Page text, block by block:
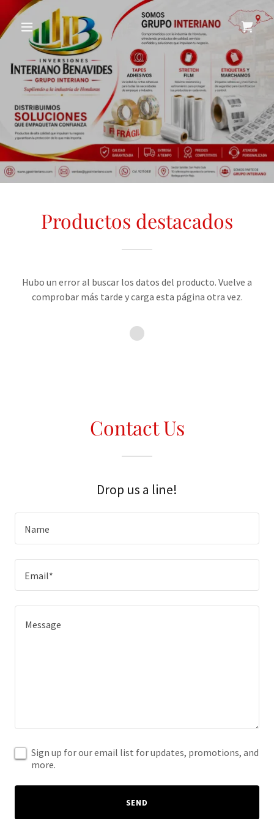
Productos destacados
Hubo un error al buscar los datos del producto. Vuelve a
comprobar más tarde y carga esta página otra vez.
Contact Us
Drop us a line!
Name
Email*
Sign up for our email list for updates, promotions, and
more.
SEND